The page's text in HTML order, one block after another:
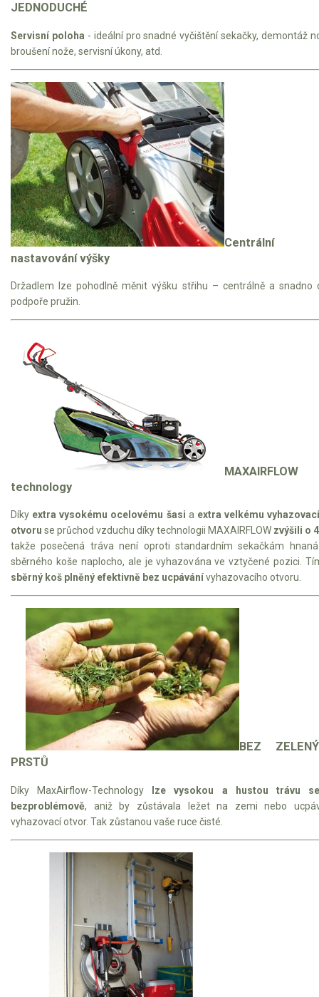
JEDNODUCHÉ
Servisní poloha - ideální pro snadné vyčištění sekačky, demontáž
broušení nože, servisní úkony, atd.
Centrální
nastavování výšky
Držadlem lze pohodlně měnit výšku střihu – centrálně a snadno
podpoře pružin.
MAXAIRFLOW
technology
Díky extra vysokému ocelovému šasi a extra velkému
otvoru se průchod vzduchu díky technologii MAXAIRFLOW zvýšili o
takže posečená tráva není oproti standardním sekačkám
sběrného koše naplocho, ale je vyhazována ve vztyčené pozici.
sběrný koš plněný efektivně bez ucpávánívyhazovacího otvoru.
BEZ
PRSTŮ
Díky MaxAirflow-Technology
lze vysokou a hustou trávu
bezproblémově, aniž by zůstávala ležet na zemi nebo
vyhazovací otvor. Tak zůstanou vaše ruce čisté.